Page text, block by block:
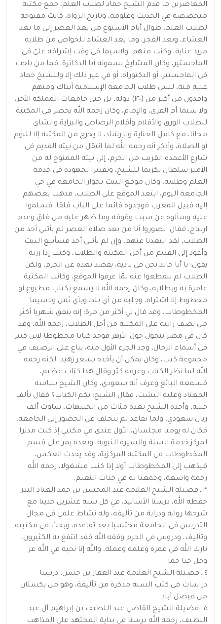
المعاصرين ما قدم الشيخ حماد لطلاب العلم، جمع مكتبة
متخصصة في الحديث وعلومه، وتاريخ الرواة، كانت مفتوحة
لطلاب العلم، طوال أيام الأسبوع من بعد العصر إلى ما بعد
العشاء، وبعد الفجر، وما بعد العشاء للخواص من طلابه
مزيد عناية، وكنت منهم، ولاسيما في وقت إشرافه عليّ في
الماجستير، وكان المشايخ يسمونه أبا الدكاترة، فما من باحث
في الماجستير، أو الدكتوراه، أو في غير ذلك إلا وللشيخ حماد
عليه منة، ليس طلاب الجامعة الإسلامية آنذاك ومنهم
وافدون من أكثر من (١٢٠) دوله، بل حتى جامعات المملكة الأخر،
ولا سيما أم القرى، والإمام، وكان رحمه الله يحضر في المكتبة
للطلاب الورق والأقلام وأقلام الرصاص والبراية والشاي
مجانا، مع كامل العناية والإرشاد، لا يخرج من المكتبة إلا للنوم
أو الصلاة، وأذكر أنه رحمه الله لما انتقل من بيته القديم في
شارع الأعمدة القريب من الحرم، إلى بيته الممنوح له من
الأمير سلطان تكريما للشيخ، وتقديرا لجهوده في خدمة
العلم وطلابه، وكان موقع البيت بجوار الجامعة في حي
الجامعة اليوم، ابتعد الموقع على الطلاب، فذهب بعضهم
إليه قبيل المغرب فوجدوه قائما على الباب قلقا، فسلموا
عليه وسألوه عن سبب وقوفه وما ظهر عليه من قلق وعدم
ارتياح، فقال: تصوروا أنا من بعد صلاة العصر لم يأتني أحد من
الطلاب، لقد ابتعدنا عنهم، وإن لم يأتني أحد فسأبيع البيت
وأعود إلى القديم من أجل المكتبة والطلاب، وكنت إذا زرته
يقول: يا أبا خالد نحن في بادية، يقصد بعده عن الحرم، ولكن
الطلاب لم ينقطعوا عنه لمّا عرفوا الموقع، وكانت المكتبة
عامرة به وبطلابه، وكان رحمه الله لا يسمع بكتاب مطبوع أو
مخطوط إلا اشتراه، وجلبه من أي بلد، وبأي ثمن ولاسيما
المخطوطات، وقد قال لي أكثر من مرة: إنه ينفق شهريا أكثر
من نصف راتبه على المكتبة من أجل الطلاب، رحمه الله، وقد
كان في مصر يتجول حول الأزهر فوجد كتابا مخطوطا لابن كثير
في أسماء الرجال، وجد الجزء الأول منه، يباع على الرصيف في
مجموعة كتب، وكان يمكن أن يأخده بسعر زهيد، لكنه رحمه
الله لما نظر الكتاب وعرفه كبّر وقال هذا كتاب عظيم،
فسمعه البائع وعرف أنه سعودي، وكان الشيخ بلباسه
المعتاد وعليه البشت، فقال الشيخ: بكم الكتاب؟ فقال بألف
جنيه، وأخذه الشيخ بعدة مئات من الجنيهات، ساوت ألف
ريال سعودي، ولما تقاعد لم يتخلف عن الحضور إلى الجامعة،
فكان له يوميا مجلسان، الأول عندي في مكتبي إذ كنت مديرا
لمركز خدمة السنة والسيرة النبوية، وبعده يمر على قسم
المخطوطات في المكتبة المركزية، وقد يحدث العكس،
فيذهب إلى المخطوطات أولا إذا كنت مشغولا، رحمه الله
رحمة واسعة، وجمعنا به في جنات النعيم.
٣ ـ فضيلة الشيخ العلامة عبد المحسن بن حمد العباد البدر
حفظه الله، درسنا الأسانيد، في كل سنة عشرين حديثا مع
شرحها رواية ودراية من تأليفه، وله نشاط علمي في مجال
التدريس في الجامعة محتسبا بعد تقاعده، وبحث في مكتبته
وتأليف، ودروس في الحرم وفقه الله فقد انتفع به الكثيرون،
بارك الله في عمره وعلمه وعمله، والله إنا نحبه في الله عز
وجل حبا جما.
٤ ـ فضيلة الشيخ العلامة عبد الغفار بن حسن، درسنا
دراسات في كتب السنة مذكرة من تأليفة، وهو من بكستان
من فيصل أباد.
٥ ـ فضيلة الشيخ القاضي عبد اللطيف بن إبراهيم آل عبد
اللطيف، رحمه الله درسنا في بداية المجتهد على المذاهب